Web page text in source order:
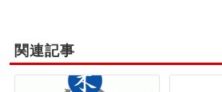
関連記事